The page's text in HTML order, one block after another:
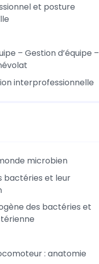
et posture
– Gestion d’équipe –
interprofessionnelle
microbien
bactéries et leur
des bactéries et
: anatomie